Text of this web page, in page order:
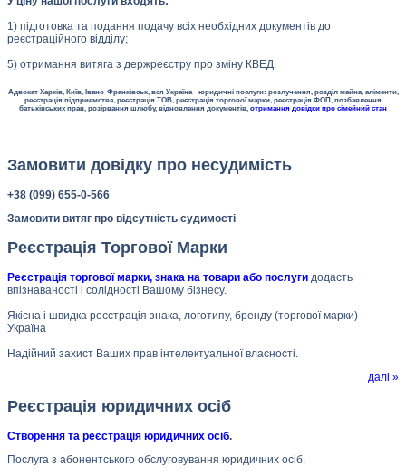
1) підготовка та подання подачу всіх необхідних документів до
реєстраційного відділу;
5) отримання витяга з держреєстру про зміну КВЕД.
Адвокат Харків, Київ, Івано-Франківськ, вся Україна - юридичні послуги: розлучення, розділ майна, аліменти,
реєстрація підприємства, реєстрація ТОВ, реєстрація торгової марки, реєстрація ФОП, позбавлення
батьківських прав, розірвання шлюбу, відновлення документів, отримання довідки про сімейний стан
Замовити довідку про несудимість
+38 (099) 655-0-566
Замовити витяг про відсутність судимості
Реєстрація Торгової Марки
Реєстрація торгової марки, знака на товари або послуги додасть
впізнаваності і солідності Вашому бізнесу.
Якісна і швидка реєстрація знака, логотипу, бренду (торгової марки) -
Україна
Надійний захист Ваших прав інтелектуальної власності.
далі »
Реєстрація юридичних осіб
Створення та реєстрація юридичних осіб.
Послуга з абонентського обслуговування юридичних осіб.